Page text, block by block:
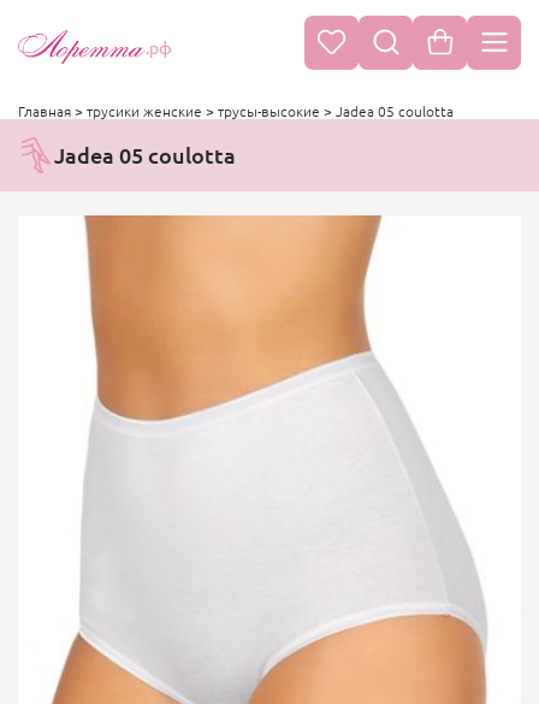
.рф
Главная> трусики женские > трусы-высокие > Jadea 05 coulotta
Jadea 05 coulotta